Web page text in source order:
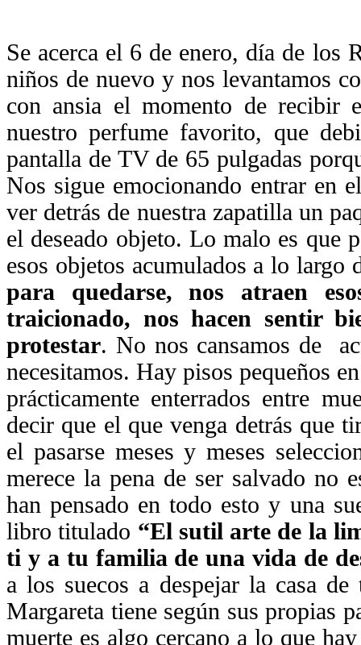
Se acerca el 6 de enero, día de los
niños de nuevo y nos levantamos
con ansia el momento de recibir
nuestro perfume favorito, que
pantalla de TV de 65 pulgadas
Nos sigue emocionando entrar en
ver detrás de nuestra zapatilla un
el deseado objeto. Lo malo es que
esos objetos acumulados a lo largo
para quedarse, nos atraen
traicionado, nos hacen sentir
protestar. No nos cansamos de
necesitamos. Hay pisos pequeños
prácticamente enterrados entre
decir que el que venga detrás que
el pasarse meses y meses
merece la pena de ser salvado no
han pensado en todo esto y una
libro titulado “El sutil arte de la
ti y a tu familia de una vida de
a los suecos a despejar la casa
Margareta tiene según sus propias
muerte es algo cercano a lo que